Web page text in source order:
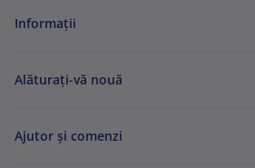
Informaţii
Alăturați-vă nouă
Ajutor și comenzi